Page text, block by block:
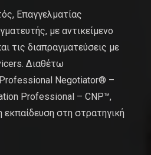
Επαγγελματίας
με αντικείμενο
τις διαπραγματεύσεις με
Διαθέτω
Negotiator® –
Professional – CNP™,
εκπαίδευση στη στρατηγική